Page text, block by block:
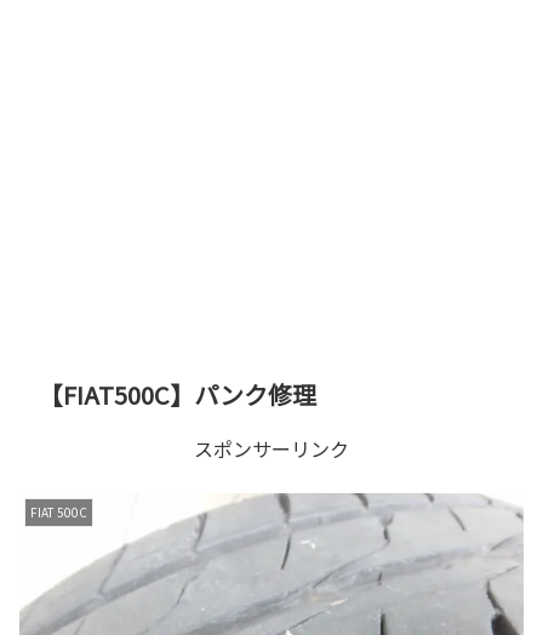
【FIAT500C】パンク修理
スポンサーリンク
FIAT 500C